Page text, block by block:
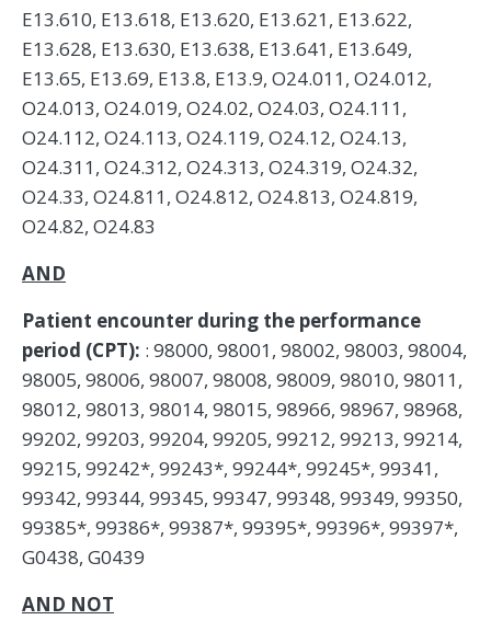
E13.610, E13.618, E13.620, E13.621, E13.622,
E13.628, E13.630, E13.638, E13.641, E13.649,
E13.65, E13.69, E13.8, E13.9, O24.011, O24.012,
O24.013, O24.019, O24.02, O24.03, O24.111,
O24.112, O24.113, O24.119, O24.12, O24.13,
O24.311, O24.312, O24.313, O24.319, O24.32,
O24.33, O24.811, O24.812, O24.813, O24.819,
O24.82, O24.83
AND
Patient encounter during the performance
period (CPT): : 98000, 98001, 98002, 98003, 98004,
98005, 98006, 98007, 98008, 98009, 98010, 98011,
98012, 98013, 98014, 98015, 98966, 98967, 98968,
99202, 99203, 99204, 99205, 99212, 99213, 99214,
99215, 99242*, 99243*, 99244*, 99245*, 99341,
99342, 99344, 99345, 99347, 99348, 99349, 99350,
99385*, 99386*, 99387*, 99395*, 99396*, 99397*,
G0438, G0439
AND NOT